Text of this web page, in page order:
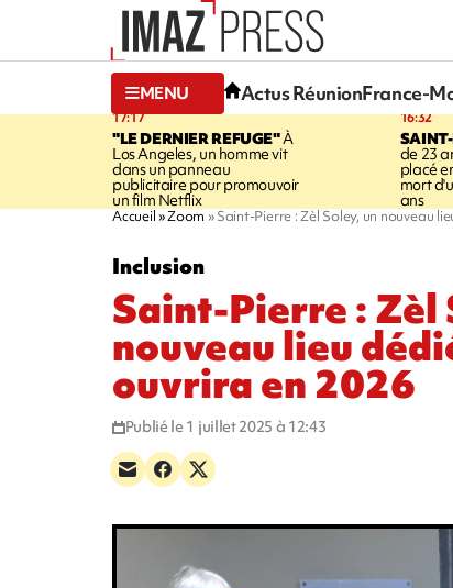
MENU Actus RéunionFrance-
17:17
"LE DERNIER REFUGE"À
Los Angeles, un homme vit
dans un panneau
publicitaire pour promouvoir
un film Netflix
16:32
de 23
placé
mort
ans
Accueil Zoom Saint-Pierre : Zèl Soley, un nouveau
Inclusion
Saint-Pierre : Zèl
nouveau lieu
ouvrira en 2026
Publié le 1 juillet 2025 à 12:43